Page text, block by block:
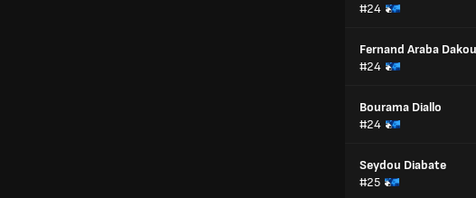
#24
Fernand Araba
#24
Bourama Diallo
#24
Seydou Diabate
#25